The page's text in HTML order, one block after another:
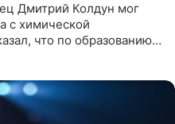
Дмитрий Колдун мог
с химической
что по образованию